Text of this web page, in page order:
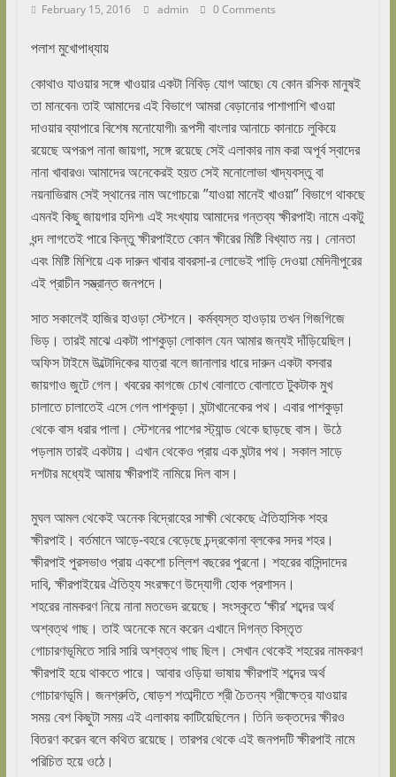
February 15, 2016 admin 0 Comments
পলাশ মুখোপাধ্যায়
কোথাও যাওয়ার সঙ্গে খাওয়ার একটা নিবিড় যোগ আছে৷ যে কোন রসিক মানুষই
তা মানবেন৷ তাই আমাদের এই বিভাগে আমরা বেড়ানোর পাশাপাশি খাওয়া
দাওয়ার ব্যাপারে বিশেষ মনোযোগী৷ রূপসী বাংলার আনাচে কানাচে লুকিয়ে
রয়েছে অপরূপ নানা জায়গা, সঙ্গে রয়েছে সেই এলাকার নাম করা অপূর্ব স্বাদের
নানা খাবারও৷ আমাদের অনেকেরই হয়ত সেই মনোলোভা খাদ্যবস্তু বা
নয়নাভিরাম সেই স্থানের নাম অগোচরে৷ ”যাওয়া মানেই খাওয়া” বিভাগে থাকছে
এমনই কিছু জায়গার হদিশ৷ এই সংখ্যায় আমাদের গন্তব্য ক্ষীরপাই৷ নামে একটু
ধন্দ লাগতেই পারে কিন্তু ক্ষীরপাইতে কোন ক্ষীরের মিষ্টি বিখ্যাত নয়। নোনতা
এবং মিষ্টি মিশিয়ে এক দারুন খাবার বাবরসা-র লোভেই পাড়ি দেওয়া মেদিনীপুরের
এই প্রাচীন সম্ভ্রান্ত জনপদে।
সাত সকালেই হাজির হাওড়া স্টেশনে। কর্মব্যস্ত হাওড়ায় তখন গিজগিজে
ভিড়। তারই মাঝে একটা পাশকুড়া লোকাল যেন আমার জন্যই দাঁড়িয়েছিল।
অফিস টাইমে উল্টোদিকের যাত্রা বলে জানালার ধারে দারুন একটা বসবার
জায়গাও জুটে গেল। খবরের কাগজে চোখ বোলাতে বোলাতে টুকটাক মুখ
চালাতে চালাতেই এসে গেল পাশকুড়া। ঘন্টাখানেকের পথ। এবার পাশকুড়া
থেকে বাস ধরার পালা। স্টেশনের পাশের স্ট্যান্ড থেকে ছাড়ছে বাস। উঠে
পড়লাম তারই একটায়। এখান থেকেও প্রায় এক ঘন্টার পথ। সকাল সাড়ে
দশটার মধ্যেই আমায় ক্ষীরপাই নামিয়ে দিল বাস।
মুঘল আমল থেকেই অনেক বিদ্রোহের সাক্ষী থেকেছে ঐতিহাসিক শহর
ক্ষীরপাই। বর্তমানে আড়ে-বহরে বেড়েছে চন্দ্রকোনা ব্লকের সদর শহর।
ক্ষীরপাই পুরসভাও প্রায় একশো চল্লিশ বছরের পুরনো। শহরের বাসিন্দাদের
দাবি, ক্ষীরপাইয়ের ঐতিহ্য সংরক্ষণে উদ্যোগী হোক প্রশাসন।
শহরের নামকরণ নিয়ে নানা মতভেদ রয়েছে। সংস্কৃতে ‘ক্ষীর’ শব্দের অর্থ
অশ্বত্থ গাছ। তাই অনেকে মনে করেন এখানে দিগন্ত বিস্তৃত
গোচারণভূমিতে সারি সারি অশ্বত্থ গাছ ছিল। সেখান থেকেই শহরের নামকরণ
ক্ষীরপাই হয়ে থাকতে পারে। আবার ওড়িয়া ভাষায় ক্ষীরপাই শব্দের অর্থ
গোচারণভূমি। জনশ্রুতি, ষোড়শ শতাব্দীতে শ্রী চৈতন্য শ্রীক্ষেত্র যাওয়ার
সময় বেশ কিছুটা সময় এই এলাকায় কাটিয়েছিলেন। তিনি ভক্তদের ক্ষীরও
বিতরণ করেন বলে কথিত রয়েছে। তারপর থেকে এই জনপদটি ক্ষীরপাই নামে
পরিচিত হয়ে ওঠে।